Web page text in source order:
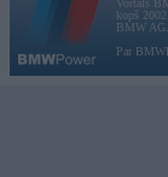
Vortāls
kopš
BMW AG.
Par